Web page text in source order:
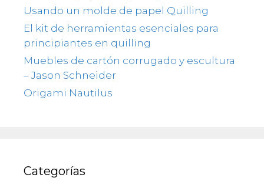
Usando un molde de papel Quilling
El kit de herramientas esenciales para
principiantes en quilling
Muebles de cartón corrugado y escultura
– Jason Schneider
Origami Nautilus
Categorías